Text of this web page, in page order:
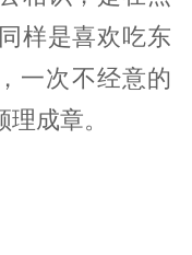
样是喜欢吃东
一次不经意的
成章。